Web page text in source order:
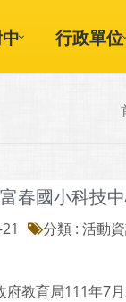
行政單位
春國小科技
分類 : 活動
教育局111年7